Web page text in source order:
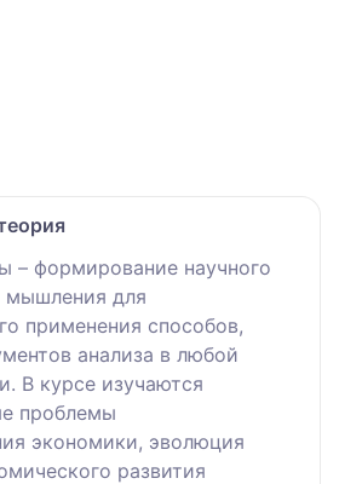
– формирование научного
мышления для
применения способов,
анализа в любой
В курсе изучаются
проблемы
экономики, эволюция
развития